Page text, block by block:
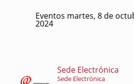
Eventos martes, 8 de
2024
Sede Electrónica
Sede Electrónica